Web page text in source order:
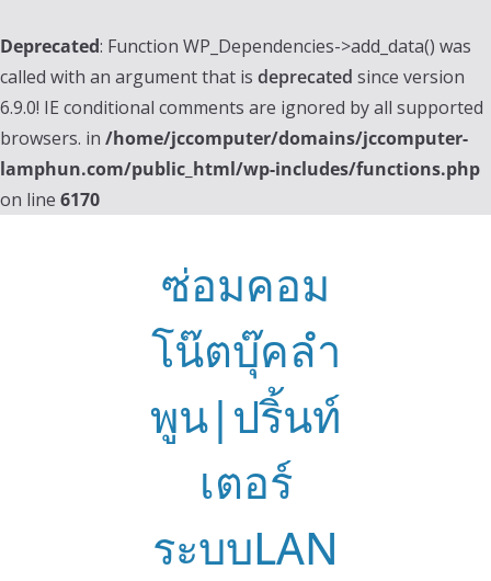
Deprecated: Function WP_Dependencies->add_data() was
called with an argument that is deprecated since version
6.9.0! IE conditional comments are ignored by all supported
browsers. in /home/jccomputer/domains/jccomputer-
lamphun.com/public_html/wp-includes/functions.php
on line 6170
ซ่อมคอม
โน๊ตบุ๊คลำ
พูน|ปริ้นท์
เตอร์
ระบบLAN